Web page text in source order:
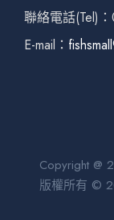
聯絡電話(Tel)
E-mail：
Copyright @
版權所有 ©